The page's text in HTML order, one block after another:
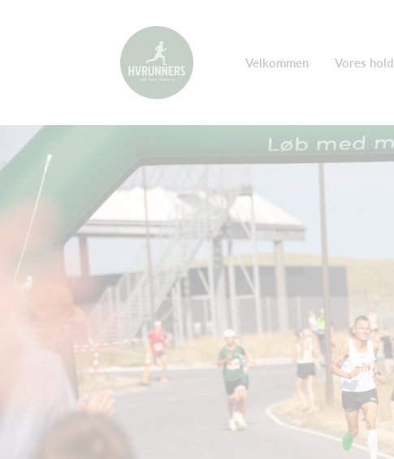
Velkommen Vores hold